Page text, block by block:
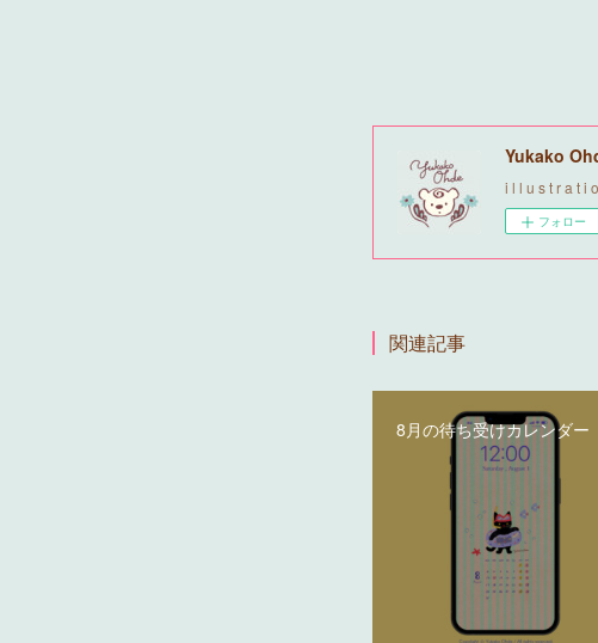
Yukako
i l l u s t r a t i
フォロー
関連記事
8月の待ち受けカレンダー